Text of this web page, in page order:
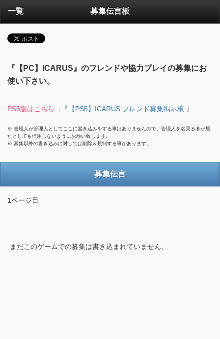
一覧 募集伝言板
『【PC】ICARUS』のフレンドや協力プレイの募集にお
使い下さい。
PS5版はこちら→ 『 【PS5】ICARUS フレンド募集掲示板 』
※ 管理人が管理人としてここに書き込みをする事はありませんので、管理人を名乗る者が居
たとしても信用しないようにお願い致します。
※ 募集以外の書き込みに対しては削除＆規制する事があります。
募集伝言
1ページ目
まだこのゲームでの募集は書き込まれていません。